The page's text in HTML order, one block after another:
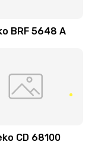
BRF 5648 A
CD 68100